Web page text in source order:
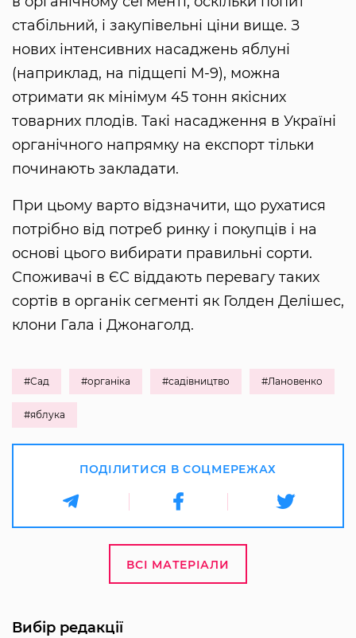
стабільний, і закупівельні ціни вище. З
нових інтенсивних насаджень яблуні
(наприклад, на підщепі М-9), можна
отримати як мінімум 45 тонн якісних
товарних плодів. Такі насадження в Україні
органічного напрямку на експорт тільки
починають закладати.
При цьому варто відзначити, що рухатися
потрібно від потреб ринку і покупців і на
основі цього вибирати правильні сорти.
Споживачі в ЄС віддають перевагу таких
сортів в органік сегменті як Голден Делішес,
клони Гала і Джонаголд.
#Сад #органіка #садівництво #Лановенко
#яблука
ПОДІЛИТИСЯ В СОЦМЕРЕЖАХ
ВСІ МАТЕРІАЛИ
Вибір редакції